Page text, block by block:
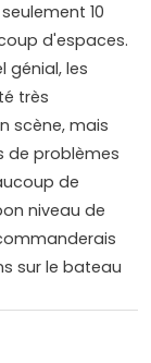
10
d'espaces.
génial, les
très
scène, mais
de problèmes
de
niveau de
sur le bateau